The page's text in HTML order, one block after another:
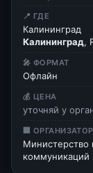
📍 ГДЕ
Калининград
Калининград,
🎤 ФОРМАТ
Офлайн
💰 ЦЕНА
уточняй у
🏢 ОРГАНИЗАТОР
Министерство